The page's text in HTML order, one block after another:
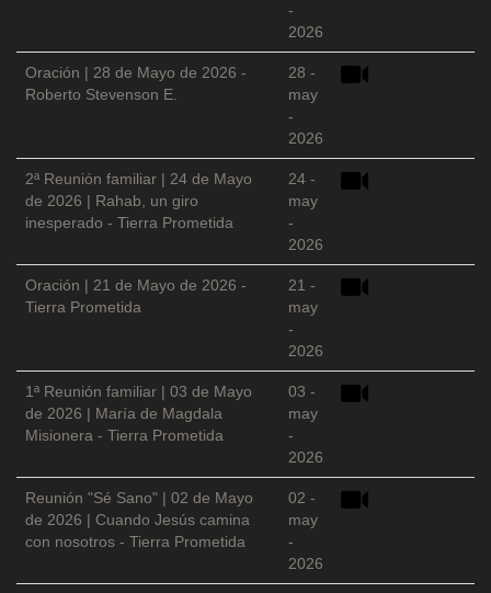
-
2026
Oración | 28 de Mayo de 2026 -
Roberto Stevenson E.
28 -
may
-
2026
2ª Reunión familiar | 24 de Mayo
de 2026 | Rahab, un giro
inesperado - Tierra Prometida
24 -
may
-
2026
Oración | 21 de Mayo de 2026 -
Tierra Prometida
21 -
may
-
2026
1ª Reunión familiar | 03 de Mayo
de 2026 | María de Magdala
Misionera - Tierra Prometida
03 -
may
-
2026
Reunión "Sé Sano" | 02 de Mayo
de 2026 | Cuando Jesús camina
con nosotros - Tierra Prometida
02 -
may
-
2026